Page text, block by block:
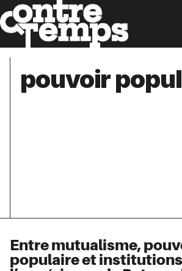
pouvoir
Entre mutualisme,
populaire et